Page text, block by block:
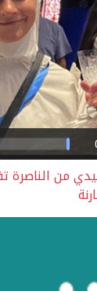
من الناصرة